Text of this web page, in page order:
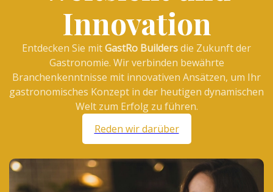
Innovation
Entdecken Sie mitGastRo Buildersdie Zukunft der
Gastronomie. Wir verbinden bewährte
Branchenkenntnisse mit innovativen Ansätzen, um Ihr
gastronomisches Konzept in der heutigen dynamischen
Welt zum Erfolg zu führen.
Reden wir darüber